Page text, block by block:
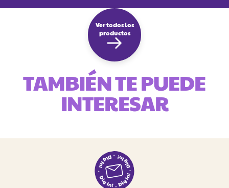
TAMBIÉN TE PUEDE
INTERESAR
Ver todos los
productos